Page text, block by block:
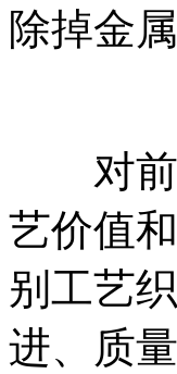
除掉金
对前
艺价值
别工艺
进、质